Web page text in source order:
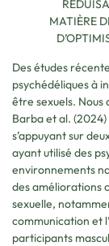
MATIÈRE
Des études
psychédéliques à
être sexuels. Nous
Barba et al.
s’appuyant sur
ayant utilisé des
environnements
des améliorations
sexuelle,
communication et
participants